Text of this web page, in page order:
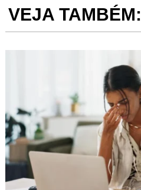
VEJA TAMBÉM: